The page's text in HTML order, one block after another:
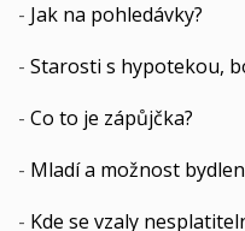
- Jak na pohledávky?
- Starosti s hypotekou,
- Co to je zápůjčka?
- Mladí a možnost
- Kde se vzaly